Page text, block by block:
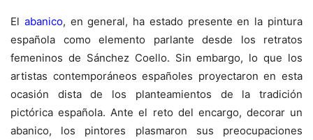
El abanico, en general, ha estado presente en la pintura
española como elemento parlante desde los retratos
femeninos de Sánchez Coello. Sin embargo, lo que los
artistas contemporáneos españoles proyectaron en esta
ocasión dista de los planteamientos de la tradición
pictórica española. Ante el reto del encargo, decorar un
abanico, los pintores plasmaron sus preocupaciones